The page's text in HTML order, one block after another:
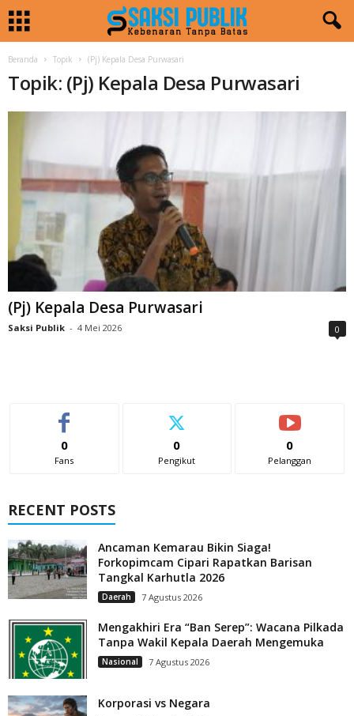
Beranda Topik (Pj) Kepala Desa Purwasari
Topik: (Pj) Kepala Desa Purwasari
(Pj) Kepala Desa Purwasari
Saksi Publik - 4 Mei 2026 0
0
Fans
0
Pengikut
0
Pelanggan
RECENT POSTS
Ancaman Kemarau Bikin Siaga!
Forkopimcam Cipari Rapatkan Barisan
Tangkal Karhutla 2026
Daerah 7 Agustus 2026
Mengakhiri Era “Ban Serep”: Wacana Pilkada
Tanpa Wakil Kepala Daerah Mengemuka
Nasional 7 Agustus 2026
Korporasi vs Negara